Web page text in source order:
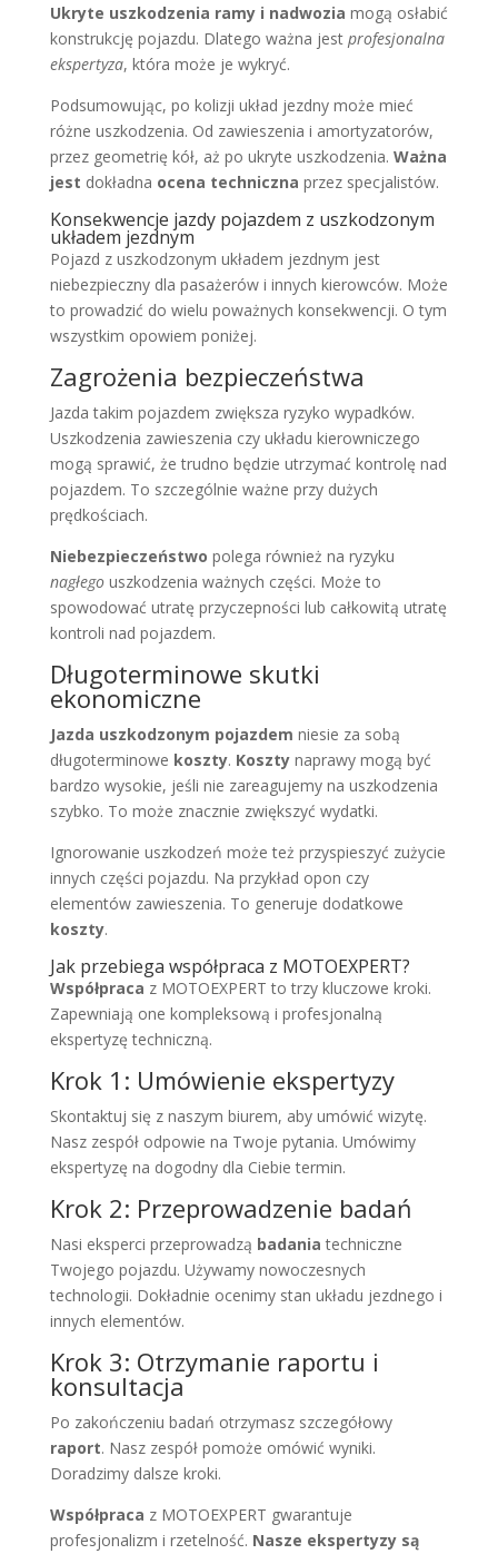
Ukryte uszkodzenia ramy i nadwozia mogą osłabić
konstrukcję pojazdu. Dlatego ważna jest profesjonalna
ekspertyza, która może je wykryć.
Podsumowując, po kolizji układ jezdny może mieć
różne uszkodzenia. Od zawieszenia i amortyzatorów,
przez geometrię kół, aż po ukryte uszkodzenia. Ważna
jest dokładna ocena techniczna przez specjalistów.
Konsekwencje jazdy pojazdem z uszkodzonym
układem jezdnym
Pojazd z uszkodzonym układem jezdnym jest
niebezpieczny dla pasażerów i innych kierowców. Może
to prowadzić do wielu poważnych konsekwencji. O tym
wszystkim opowiem poniżej.
Zagrożenia bezpieczeństwa
Jazda takim pojazdem zwiększa ryzyko wypadków.
Uszkodzenia zawieszenia czy układu kierowniczego
mogą sprawić, że trudno będzie utrzymać kontrolę nad
pojazdem. To szczególnie ważne przy dużych
prędkościach.
Niebezpieczeństwo polega również na ryzyku
nagłegouszkodzenia ważnych części. Może to
spowodować utratę przyczepności lub całkowitą utratę
kontroli nad pojazdem.
Długoterminowe skutki
ekonomiczne
Jazda uszkodzonym pojazdem niesie za sobą
długoterminowe koszty. Kosztynaprawy mogą być
bardzo wysokie, jeśli nie zareagujemy na uszkodzenia
szybko. To może znacznie zwiększyć wydatki.
Ignorowanie uszkodzeń może też przyspieszyć zużycie
innych części pojazdu. Na przykład opon czy
elementów zawieszenia. To generuje dodatkowe
koszty.
Jak przebiega współpraca z MOTOEXPERT?
Współpraca z MOTOEXPERT to trzy kluczowe kroki.
Zapewniają one kompleksową i profesjonalną
ekspertyzę techniczną.
Krok 1: Umówienie ekspertyzy
Skontaktuj się z naszym biurem, aby umówić wizytę.
Nasz zespół odpowie na Twoje pytania. Umówimy
ekspertyzę na dogodny dla Ciebie termin.
Krok 2: Przeprowadzenie badań
Nasi eksperci przeprowadzą badania techniczne
Twojego pojazdu. Używamy nowoczesnych
technologii. Dokładnie ocenimy stan układu jezdnego i
innych elementów.
Krok 3: Otrzymanie raportu i
konsultacja
Po zakończeniu badań otrzymasz szczegółowy
raport. Nasz zespół pomoże omówić wyniki.
Doradzimy dalsze kroki.
Współpraca z MOTOEXPERT gwarantuje
profesjonalizm i rzetelność. Nasze ekspertyzy są